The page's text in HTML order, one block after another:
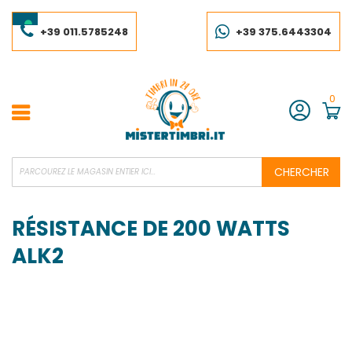
to
Content+39 011.5785248 +39 375.6443304
Compte
0
CHERCHER
RÉSISTANCE DE 200 WATTS
ALK2